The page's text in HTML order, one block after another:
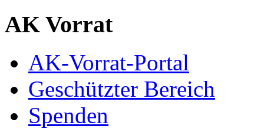
AK Vorrat
AK-Vorrat-Portal
Geschützter Bereich
Spenden